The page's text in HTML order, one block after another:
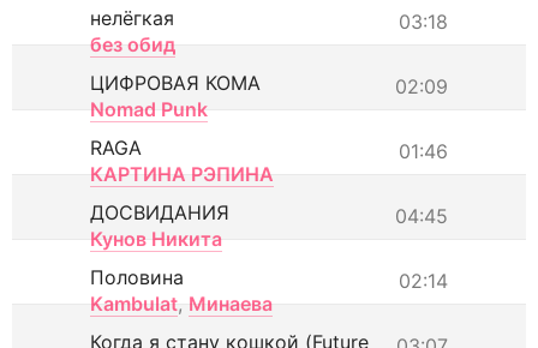
03:18
нелёгкая
без обид
02:09
ЦИФРОВАЯ КОМА
Nomad Punk
01:46
RAGA
КАРТИНА РЭПИНА
04:45
ДОСВИДАНИЯ
Кунов Никита
02:14
Половина
Kambulat, Минаева
Когда я стану кошкой (Future